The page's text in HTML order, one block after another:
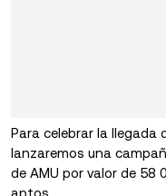
Para celebrar la llegada
lanzaremos una
de AMU por valor de 58
aptos.